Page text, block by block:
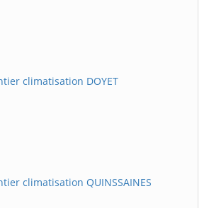
climatisation DOYET
climatisation QUINSSAINES